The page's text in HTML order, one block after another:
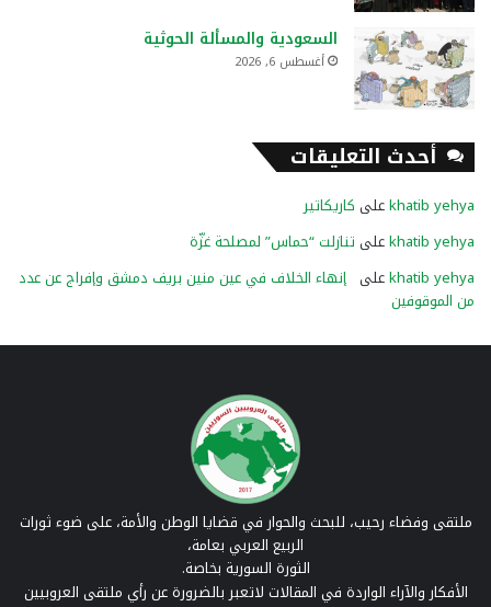
السعودية والمسألة الحوثية
أغسطس 6, 2026
أحدث التعليقات
khatib yehyaعلى كاريكاتير
khatib yehyaعلى تنازلت “حماس” لمصلحة غزّة
khatib yehyaعلى إنهاء الخلاف في عين منين بريف دمشق وإفراج عن عدد
من الموقوفين
ملتقى وفضاء رحيب، للبحث والحوار في قضايا الوطن والأمة، على ضوء ثورات
الربيع العربي بعامة،
الثورة السورية بخاصة.
الأفكار والآراء الواردة في المقالات لاتعبر بالضرورة عن رأي ملتقى العروبيين